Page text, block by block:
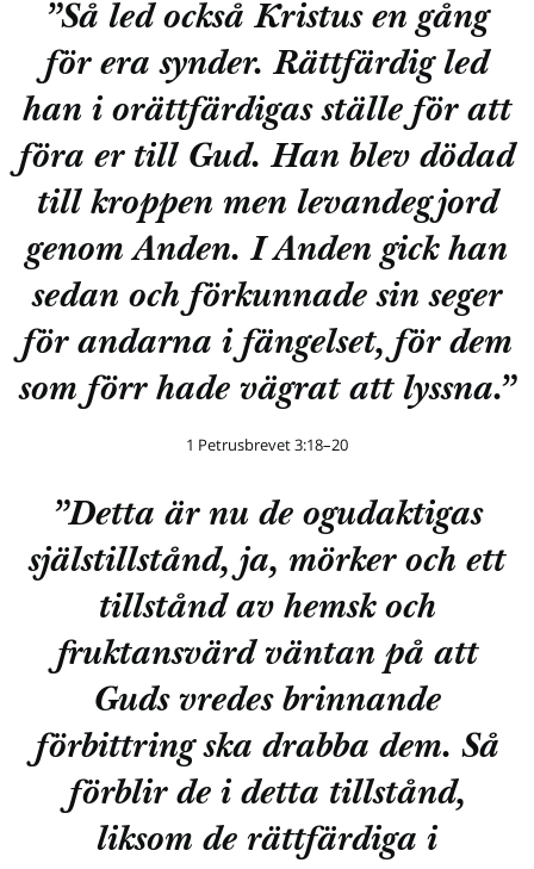
”Så led också Kristus en gång
för era synder. Rättfärdig led
han i orättfärdigas ställe för att
föra er till Gud. Han blev dödad
till kroppen men levandegjord
genom Anden. I Anden gick han
sedan och förkunnade sin seger
för andarna i fängelset, för dem
som förr hade vägrat att lyssna.”
1 Petrusbrevet 3:18–20
”Detta är nu de ogudaktigas
själstillstånd, ja, mörker och ett
tillstånd av hemsk och
fruktansvärd väntan på att
Guds vredes brinnande
förbittring ska drabba dem. Så
förblir de i detta tillstånd,
liksom de rättfärdiga i